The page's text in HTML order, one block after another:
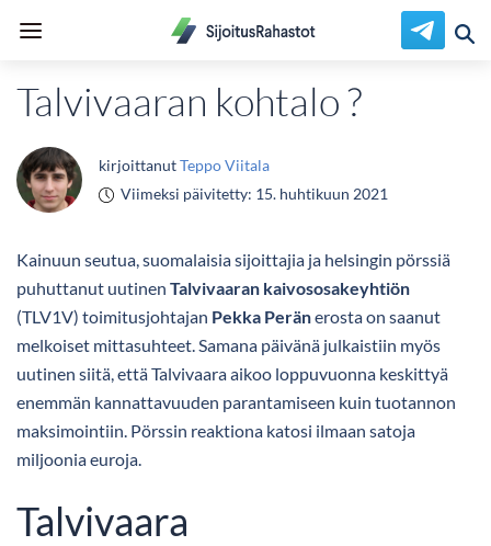
Talvivaaran kohtalo ?
kirjoittanutTeppo Viitala
Viimeksi päivitetty: 15. huhtikuun 2021
Kainuun seutua, suomalaisia sijoittajia ja helsingin pörssiä
puhuttanut uutinen Talvivaaran kaivososakeyhtiön
(TLV1V) toimitusjohtajan Pekka Peränerosta on saanut
melkoiset mittasuhteet. Samana päivänä julkaistiin myös
uutinen siitä, että Talvivaara aikoo loppuvuonna keskittyä
enemmän kannattavuuden parantamiseen kuin tuotannon
maksimointiin. Pörssin reaktiona katosi ilmaan satoja
miljoonia euroja.
Talvivaara